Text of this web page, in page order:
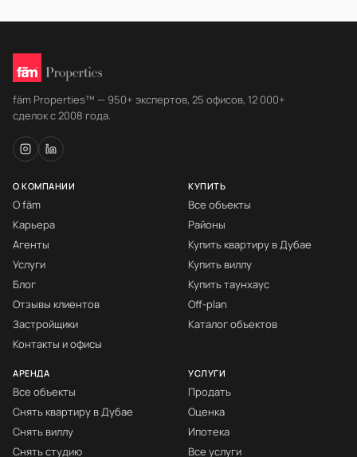
fäm Properties™ — 950+ экспертов, 25 офисов, 12 000+
сделок с 2008 года.
О КОМПАНИИ
О fäm
Карьера
Агенты
Услуги
Блог
Отзывы клиентов
Застройщики
Контакты и офисы
КУПИТЬ
Все объекты
Районы
Купить квартиру в Дубае
Купить виллу
Купить таунхаус
Off-plan
Каталог объектов
АРЕНДА
Все объекты
Снять квартиру в Дубае
Снять виллу
Снять студию
УСЛУГИ
Продать
Оценка
Ипотека
Все услуги